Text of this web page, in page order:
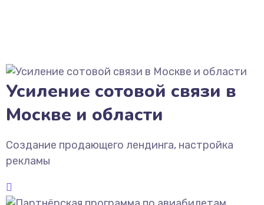
Усиление сотовой связи в
Москве и области
Создание продающего лендинга, настройка
рекламы